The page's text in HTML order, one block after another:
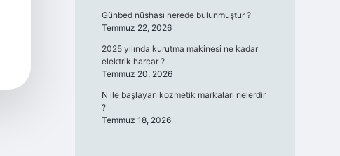
Günbed nüshası nerede bulunmuştur ?
Temmuz 22, 2026
2025 yılında kurutma makinesi ne kadar
elektrik harcar ?
Temmuz 20, 2026
N ile başlayan kozmetik markaları nelerdir
?
Temmuz 18, 2026